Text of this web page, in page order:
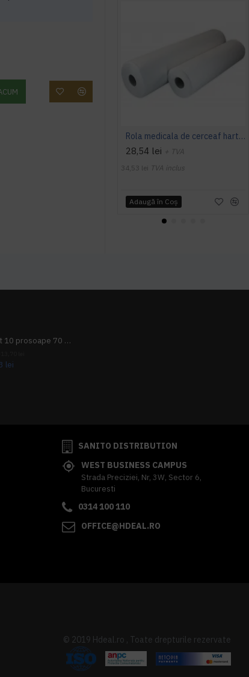
Rola medicala de cerceaf hartie 60cmx80 m, AQAS
28,54 lei + TVA
34,53 lei TVA inclus
Adaugă în Coş
Pachet 10 prosoape 70 x 140cm 9 + 1 gratuit
lei
SANITO DISTRIBUTION
WEST BUSINESS CAMPUS
Strada Preciziei, Nr, 3W, Sector 6,
Bucuresti
0314 100 110
OFFICE@HDEAL.RO
© 2019 Hdeal.ro , Toate drepturile rezervate